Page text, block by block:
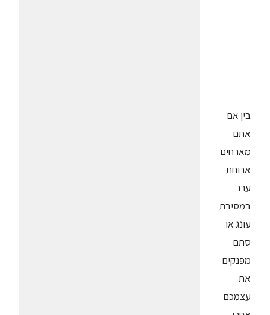
בין אם
אתם
מארחים
ארוחת
ערב
במסיבת
עונג או
סתם
מפנקים
את
עצמכם